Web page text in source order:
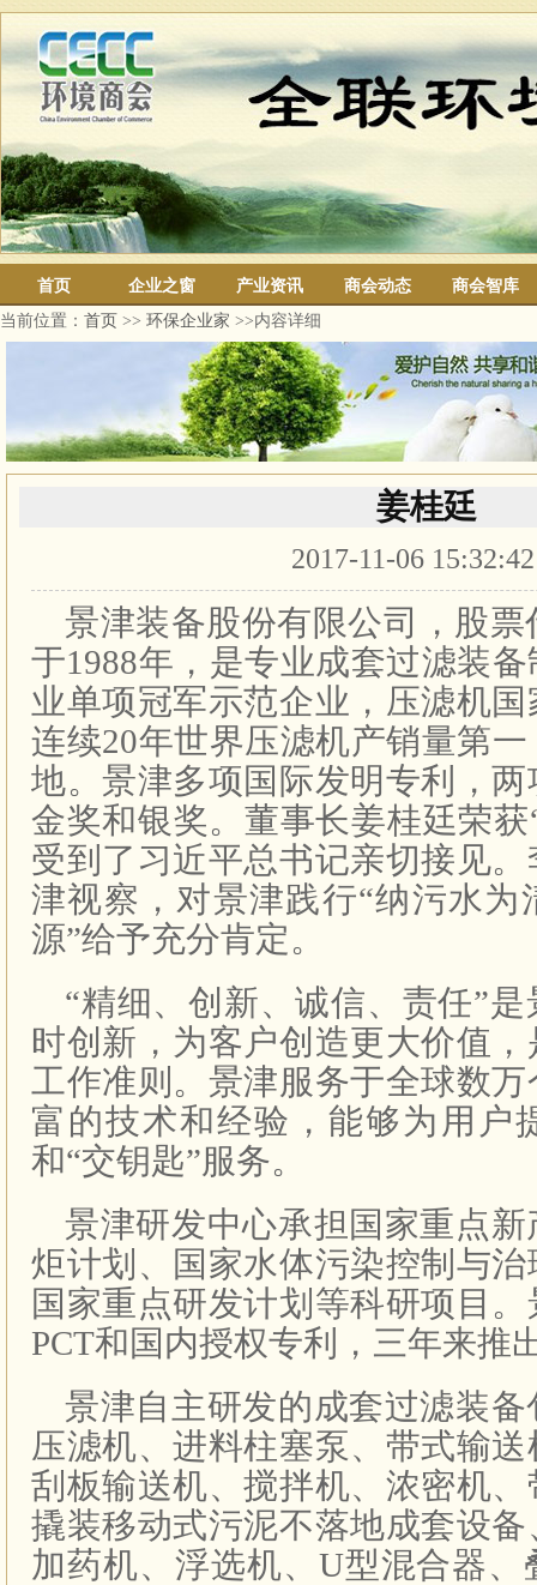
首页 企业之窗 产业资讯 商会动态
商会智库
当前位置： 首页 >> 环保企业家 >>内容详细
姜桂廷
2017-11-06
景津装备股份有限公司，股票
于1988年，是专业成套过滤装
业单项冠军示范企业，压滤机
连续20年世界压滤机产销量第
地。景津多项国际发明专利，
金奖和银奖。董事长姜桂廷荣
受到了习近平总书记亲切接见
津视察，对景津践行“纳污水为
源”给予充分肯定。
“精细、创新、诚信、责任”
时创新，为客户创造更大价值
工作准则。景津服务于全球数
富的技术和经验，能够为用户
和“交钥匙”服务。
景津研发中心承担国家重点
炬计划、国家水体污染控制与
国家重点研发计划等科研项目
PCT和国内授权专利，三年来推
景津自主研发的成套过滤装
压滤机、进料柱塞泵、带式输
刮板输送机、搅拌机、浓密机
撬装移动式污泥不落地成套设
加药机、浮选机、U型混合器